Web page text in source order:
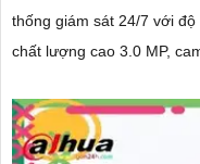
thống giám sát 24/7 với độ
chất lượng cao 3.0 MP,